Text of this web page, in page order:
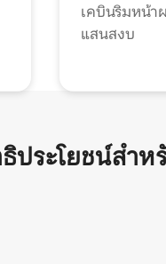
เคบินริมหน้า
แสนสงบ
ระโยชน์สำห